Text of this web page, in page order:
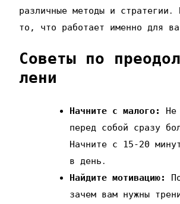
различные методы и стратегии․
то‚ что работает именно для
Советы по
лени
Начните с малого:
Не
перед собой сразу
Начните с 15-20
в день․
Найдите мотивацию:
зачем вам нужны